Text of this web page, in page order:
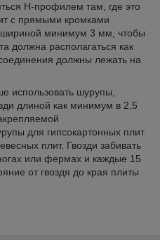
H-профилем там, где это
с прямыми кромками
минимум 3 мм, чтобы
должна располагаться как
должны лежать на
шурупы,
длиной как минимум в 2,5
для гипсокартонных плит
плит. Гвозди забивать
или фермах и каждые 15
от гвоздя до края плиты